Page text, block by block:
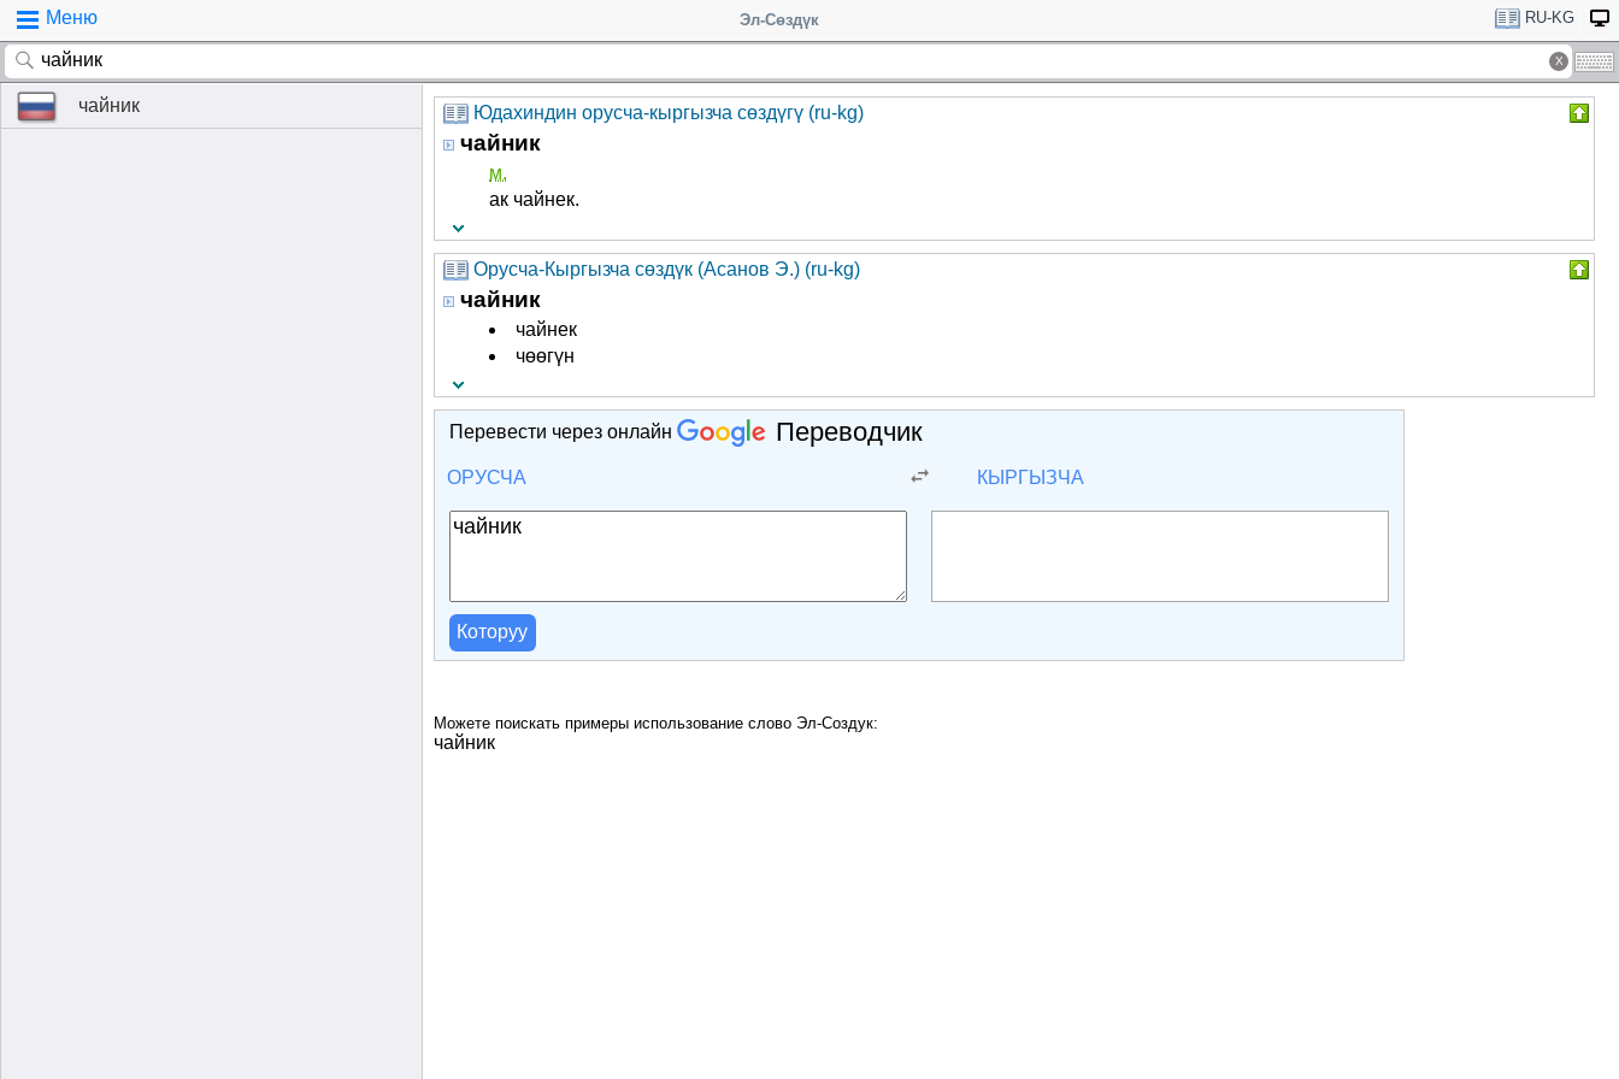
Меню Эл-Сөздүк RU-KG
чайник Юдахиндин орусча-кыргызча сөздүгү (ru-kg)
чайник
м.
ак чайнек.
Орусча-Кыргызча сөздүк (Асанов Э.) (ru-kg)
чайник
чайнек
чөөгүн
Перевести через онлайн Переводчик
ОРУСЧА КЫРГЫЗЧА
Которуу
Можете поискать примеры использование слово Эл-Создук:
чайник